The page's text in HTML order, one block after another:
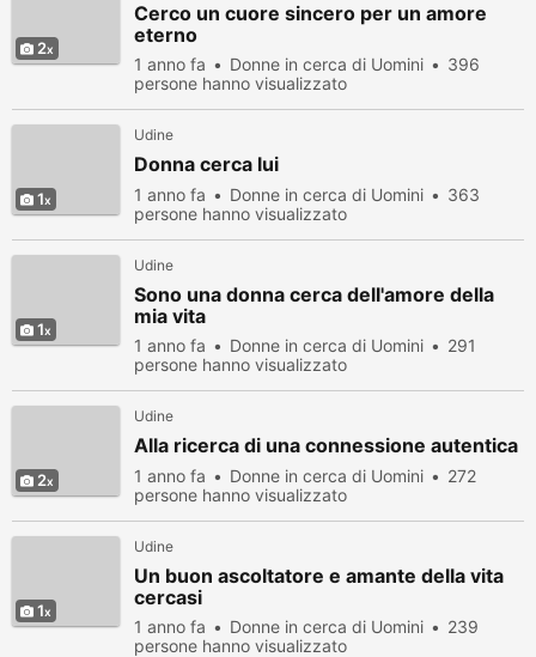
2
Cerco un cuore sincero per un amore
eterno
1 anno fa Donne in cerca di Uomini
396
persone hanno visualizzato
1
Udine
Donna cerca lui
1 anno fa Donne in cerca di Uomini
363
persone hanno visualizzato
1
Udine
Sono una donna cerca dell'amore della
mia vita
1 anno fa Donne in cerca di Uomini
291
persone hanno visualizzato
2
Udine
Alla ricerca di una connessione autentica
1 anno fa Donne in cerca di Uomini
272
persone hanno visualizzato
1
Udine
Un buon ascoltatore e amante della vita
cercasi
1 anno fa Donne in cerca di Uomini
239
persone hanno visualizzato